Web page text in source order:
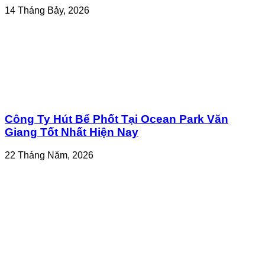
14 Tháng Bảy, 2026
Công Ty Hút Bể Phốt Tại Ocean Park Văn
Giang Tốt Nhất Hiện Nay
22 Tháng Năm, 2026